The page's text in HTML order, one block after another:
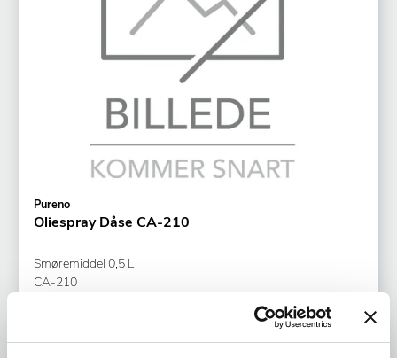
Pureno
Oliespray Dåse CA-210
Smøremiddel 0,5 L
CA-210
+25 på lager